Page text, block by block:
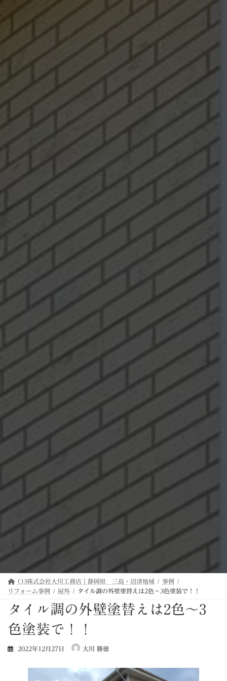
O3株式会社大川工務店｜静岡県 三島・沼津地域
事例
リフォーム事例
屋外 タイル調の外壁塗替えは2色～3色塗装で！！
タイル調の外壁塗替えは2色～3
色塗装で！！
2022年12月27日 大川 勝徳